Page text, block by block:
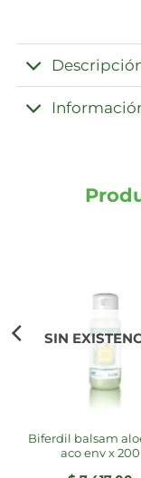
SIN
biferdil balsam aloe vera
aco env x 200